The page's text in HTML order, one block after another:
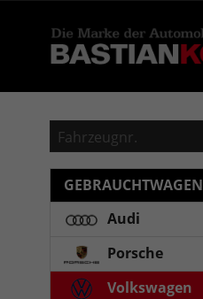
Fahrzeugnr.
GEBRAUCHTWAGEN
Audi
Porsche
Volkswagen